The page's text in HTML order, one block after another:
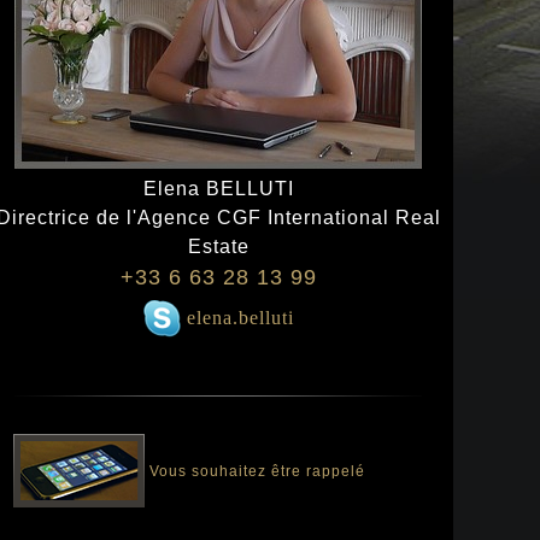
Elena BELLUTI
Directrice de l'Agence CGF International Real
Estate
+33 6 63 28 13 99
elena.belluti
Vous souhaitez être rappelé